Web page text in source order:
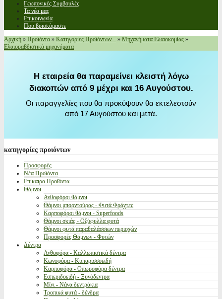
Γεωπονικές Συμβουλές
Τα νέα μας
Επικοινωνία
Που βρισκόμαστε
Αρχική » Προϊόντα » Κατηγορίες Προϊόντων... » Μηχανήματα Ελαιοκομίας »
Ελαιοραβδιστικά μηχανήματα
Η εταιρεία θα παραμείνει κλειστή λόγω
διακοπών από 9 μέχρι και 16 Αυγούστου.
Οι παραγγελίες που θα προκύψουν θα εκτελεστούν
από 17 Αυγούστου και μετά.
κατηγορίες προιόντων
Προσφορές
Νέα Προϊόντα
Επίκαιρα Προϊόντα
Θάμνοι
Ανθοφόροι θάμνοι
Θάμνοι μπορντούρας - Φυτά Φράχτες
Καρποφόροι θάμνοι - Superfoods
Θάμνοι σκιάς - Οξύφυλλα φυτά
Θάμνοι φυτά παραθαλάσσιων περιοχών
Προσφορές Θάμνων - Φυτών
Δέντρα
Ανθοφόρα - Καλλωπιστικά δέντρα
Κωνοφόρα - Κυπαρισσοειδή
Καρποφόρα - Οπωροφόρα δέντρα
Εσπεριδοειδή - Ξυνόδεντρα
Μίνι - Νάνα δεντράκια
Τροπικά φυτά - δένδρα